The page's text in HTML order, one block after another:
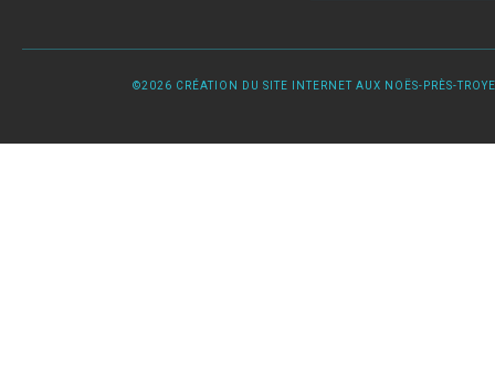
©2026 CRÉATION DU SITE INTERNET AUX NOËS-PRÈS-